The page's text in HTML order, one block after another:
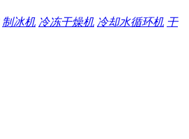
制冰机 冷冻干燥机 冷却水循环机 干